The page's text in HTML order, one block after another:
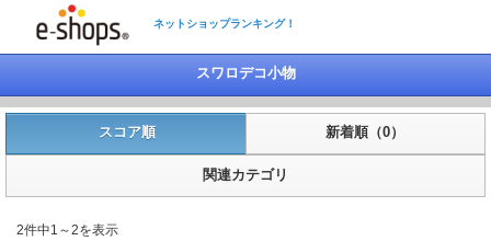
ネットショップランキング！
スワロデコ小物
スコア順 新着順（0）
関連カテゴリ
2件中1～2を表示